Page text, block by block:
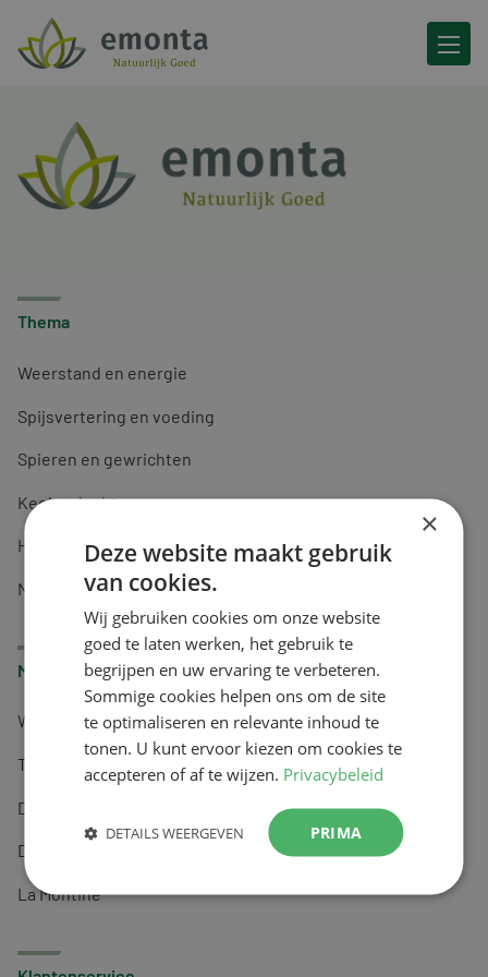
Ga naar de inhoud
Thema
Weerstand en energie
Spijsvertering en voeding
Spieren en gewrichten
Keel en luchtwegen
Huidverzorging
Nachtrust
Merken
Wapiti
Tai-Ginseng
Dermagíq
Draisma
La Montine
×
Deze website maakt gebruik
van cookies.
Wij gebruiken cookies om onze website
goed te laten werken, het gebruik te
begrijpen en uw ervaring te verbeteren.
Sommige cookies helpen ons om de site
te optimaliseren en relevante inhoud te
tonen. U kunt ervoor kiezen om cookies te
accepteren of af te wijzen. Privacybeleid
PRIMA
DETAILS WEERGEVEN